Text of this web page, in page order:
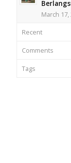
March 17,
Recent
Comments
Tags